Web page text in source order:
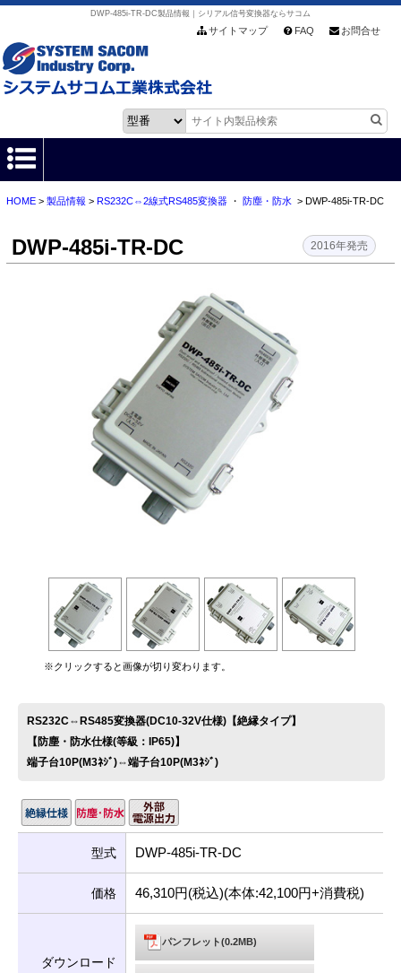
DWP-485i-TR-DC製品情報｜シリアル信号変換器ならサコム
サイトマップ FAQ お問合せ
HOME
お客様サポート
会社情報
お問い合わせ
HOME> 製品情報 > RS232C⇔2線式RS485変換器・ 防塵・防水 > DWP-485i-TR-DC
DWP-485i-TR-DC 2016年発売
※クリックすると画像が切り変わります。
RS232C⇔RS485変換器(DC10-32V仕様)【絶縁タイプ】
【防塵・防水仕様(等級：IP65)】
端子台10P(M3ﾈｼﾞ)⇔端子台10P(M3ﾈｼﾞ)
型式 DWP-485i-TR-DC
価格 46,310円(税込)(本体:42,100円+消費税)
ダウンロード
パンフレット(0.2MB)